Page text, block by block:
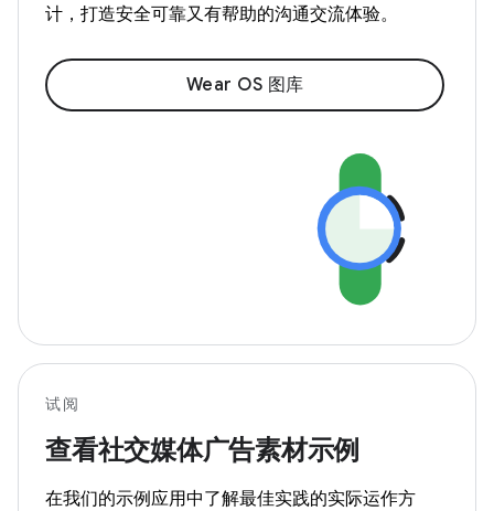
计，打造安全可靠又有帮助的沟通交流体验。
Wear OS 图库
试阅
查看社交媒体广告素材示例
在我们的示例应用中了解最佳实践的实际运作方